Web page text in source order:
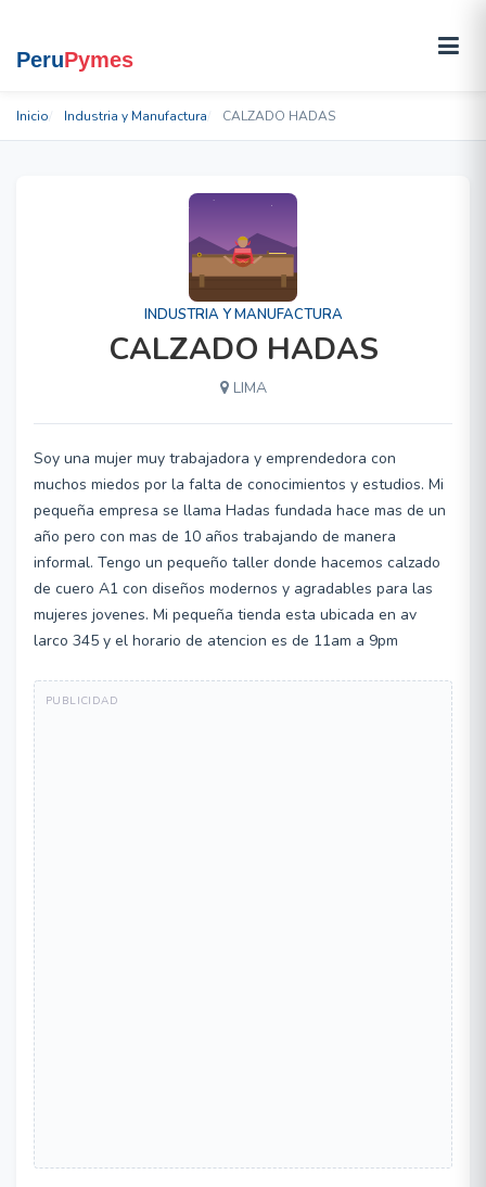
Inicio Industria y Manufactura CALZADO HADAS
INDUSTRIA Y MANUFACTURA
CALZADO HADAS
LIMA
Soy una mujer muy trabajadora y emprendedora con
muchos miedos por la falta de conocimientos y estudios. Mi
pequeña empresa se llama Hadas fundada hace mas de un
año pero con mas de 10 años trabajando de manera
informal. Tengo un pequeño taller donde hacemos calzado
de cuero A1 con diseños modernos y agradables para las
mujeres jovenes. Mi pequeña tienda esta ubicada en av
larco 345 y el horario de atencion es de 11am a 9pm